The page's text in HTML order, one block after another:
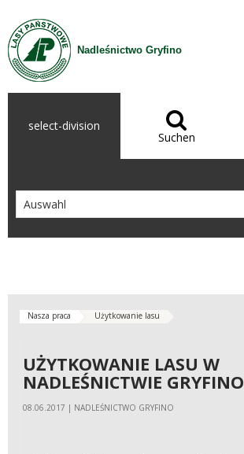
Zum Inhalt wechseln
Nadleśnictwo Gryfino
select-division 
Suchen
Nasza praca Użytkowanie lasu
UŻYTKOWANIE LASU W
NADLEŚNICTWIE GRYFINO
08.06.2017 | NADLEŚNICTWO GRYFINO